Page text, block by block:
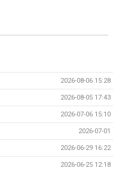
2026-08-06 15:28
2026-08-05 17:43
2026-07-06 15:10
2026-07-01
2026-06-29 16:22
2026-06-25 12:18